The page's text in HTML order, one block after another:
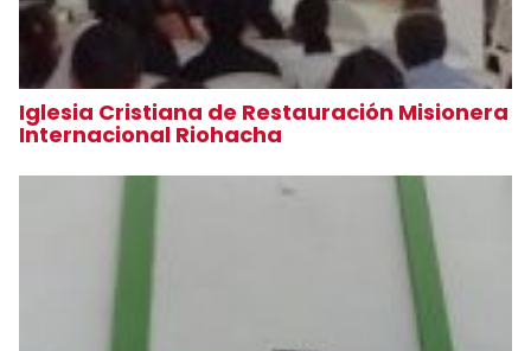
Iglesia Cristiana de Restauración Misionera
Internacional Riohacha